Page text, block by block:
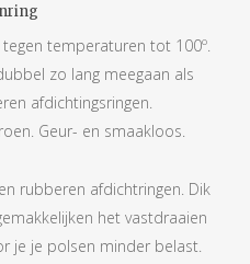
temperaturen tot 100º.
zo lang meegaan als
afdichtingsringen.
Geur- en smaakloos.
rubberen afdichtringen. Dik
het vastdraaien
je je polsen minder belast.